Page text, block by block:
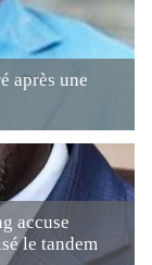
après une
accuse
le tandem